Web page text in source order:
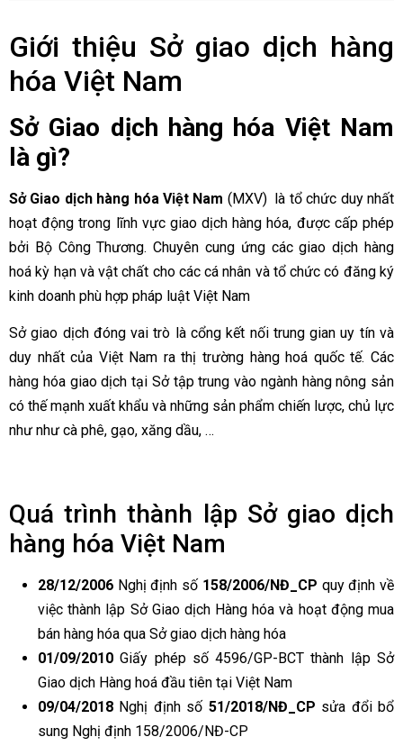
Giới thiệu Sở giao dịch hàng
hóa Việt Nam
Sở Giao dịch hàng hóa Việt Nam
là gì?
Sở Giao dịch hàng hóa Việt Nam (MXV) là tổ chức duy nhất
hoạt động trong lĩnh vực giao dịch hàng hóa, được cấp phép
bởi Bộ Công Thương. Chuyên cung ứng các giao dịch hàng
hoá kỳ hạn và vật chất cho các cá nhân và tổ chức có đăng ký
kinh doanh phù hợp pháp luật Việt Nam
Sở giao dịch đóng vai trò là cổng kết nối trung gian uy tín và
duy nhất của Việt Nam ra thị trường hàng hoá quốc tế. Các
hàng hóa giao dịch tại Sở tập trung vào ngành hàng nông sản
có thế mạnh xuất khẩu và những sản phẩm chiến lược, chủ lực
như như cà phê, gạo, xăng dầu, …
Quá trình thành lập Sở giao dịch
hàng hóa Việt Nam
28/12/2006 Nghị định số 158/2006/NĐ_CP quy định về
việc thành lập Sở Giao dịch Hàng hóa và hoạt động mua
bán hàng hóa qua Sở giao dịch hàng hóa
01/09/2010 Giấy phép số 4596/GP-BCT thành lập Sở
Giao dịch Hàng hoá đầu tiên tại Việt Nam
09/04/2018 Nghị định số 51/2018/NĐ_CP sửa đổi bổ
sung Nghị định 158/2006/NĐ-CP